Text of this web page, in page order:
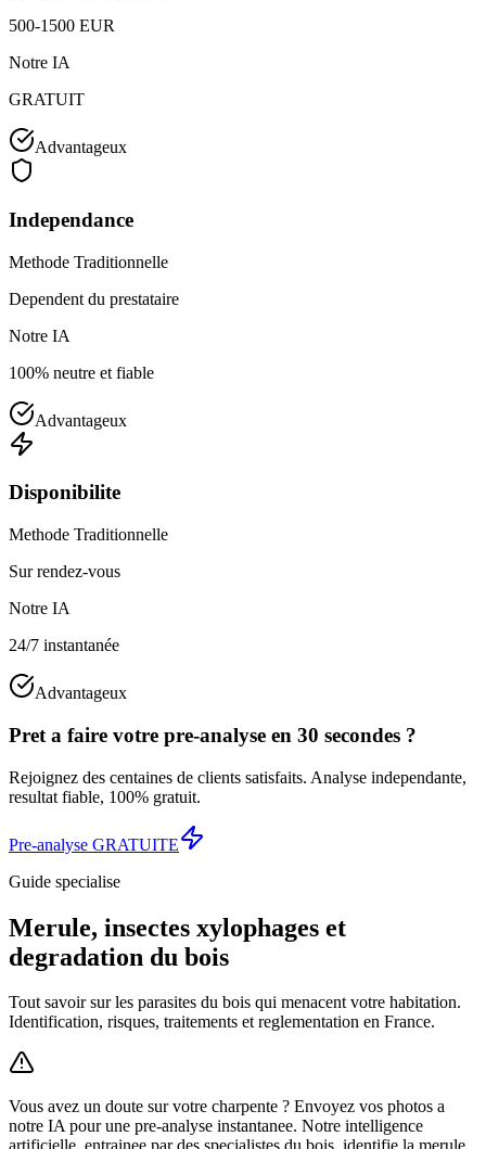
500-1500 EUR
Notre IA
GRATUIT
Advantageux
Independance
Methode Traditionnelle
Dependent du prestataire
Notre IA
100% neutre et fiable
Advantageux
Disponibilite
Methode Traditionnelle
Sur rendez-vous
Notre IA
24/7 instantanée
Advantageux
Pret a faire votre pre-analyse en 30 secondes ?
Rejoignez des centaines de clients satisfaits. Analyse independante,
resultat fiable, 100% gratuit.
Pre-analyse GRATUITE
Guide specialise
Merule, insectes xylophages et
degradation du bois
Tout savoir sur les parasites du bois qui menacent votre habitation.
Identification, risques, traitements et reglementation en France.
Vous avez un doute sur votre charpente ? Envoyez vos photos a
notre IA pour une pre-analyse instantanee. Notre intelligence